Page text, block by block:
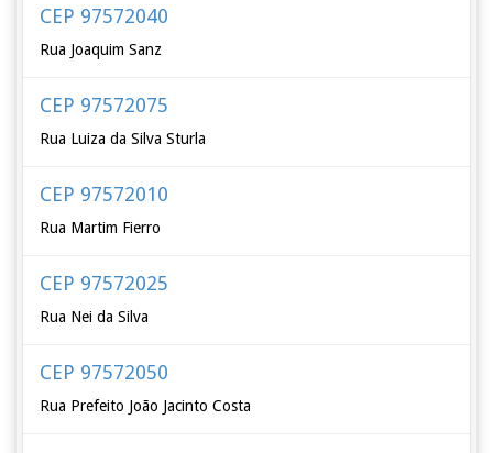
CEP 97572040
Rua Joaquim Sanz
CEP 97572075
Rua Luiza da Silva Sturla
CEP 97572010
Rua Martim Fierro
CEP 97572025
Rua Nei da Silva
CEP 97572050
Rua Prefeito João Jacinto Costa